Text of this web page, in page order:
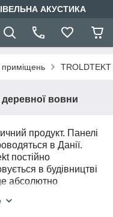
АКУСТИКА
приміщень TROLDTEKT
деревної вовни
продукт. Панелі
в Данії.
постійно
в будівництві
абсолютно